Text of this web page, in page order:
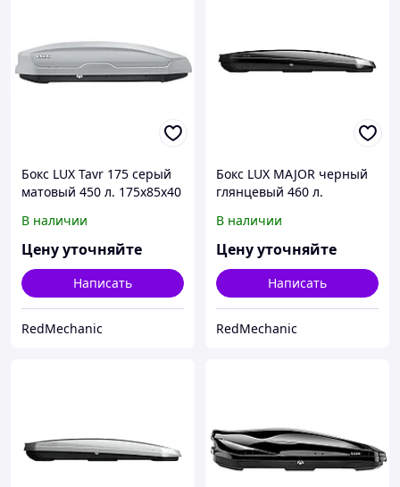
Бокс LUX Tavr 175 серый
матовый 450 л. 175х85х40
В наличии
Цену уточняйте
Написать
RedMechanic
Бокс LUX MAJOR черный
глянцевый 460 л.
В наличии
Цену уточняйте
Написать
RedMechanic